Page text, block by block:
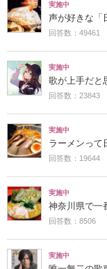
実施中
声が好きな「
回答数：49461
実施中
歌が上手だと
回答数：23843
実施中
ラーメンって
回答数：19644
実施中
神奈川県で一
回答数：8506
実施中